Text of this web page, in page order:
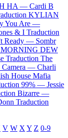
HA — Cardi B
KYLIAN
You Are —
& I Traduction
Ready — Sombr
MORNING DEW
Traduction The
Camera — Charli
House Mafia
99% — Jessie
Bizarre —
Traduction
V W X Y Z 0-9